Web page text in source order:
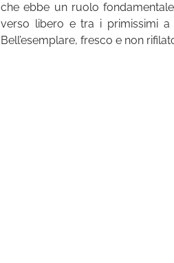
che ebbe un ruolo
verso libero e tra i primissimi a
Bell’esemplare, fresco e non